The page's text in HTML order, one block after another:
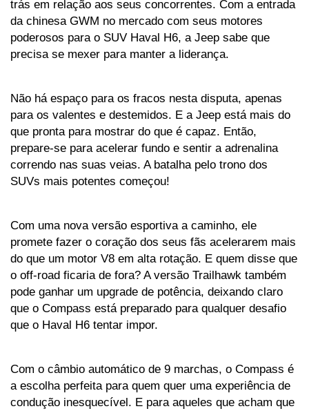
trás em relação aos seus concorrentes. Com a entrada
da chinesa GWM no mercado com seus motores
poderosos para o SUV Haval H6, a Jeep sabe que
precisa se mexer para manter a liderança.
Não há espaço para os fracos nesta disputa, apenas
para os valentes e destemidos. E a Jeep está mais do
que pronta para mostrar do que é capaz. Então,
prepare-se para acelerar fundo e sentir a adrenalina
correndo nas suas veias. A batalha pelo trono dos
SUVs mais potentes começou!
Com uma nova versão esportiva a caminho, ele
promete fazer o coração dos seus fãs acelerarem mais
do que um motor V8 em alta rotação. E quem disse que
o off-road ficaria de fora? A versão Trailhawk também
pode ganhar um upgrade de potência, deixando claro
que o Compass está preparado para qualquer desafio
que o Haval H6 tentar impor.
Com o câmbio automático de 9 marchas, o Compass é
a escolha perfeita para quem quer uma experiência de
condução inesquecível. E para aqueles que acham que